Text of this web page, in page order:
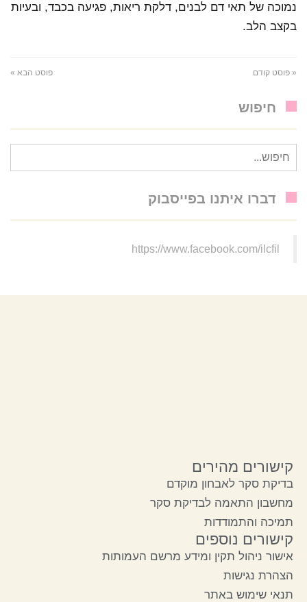
נמוכה של תאי דם לבנים, דלקת ריאות, פגיעה בכבד, ובעיות
בקצב הלב.
« פוסט קודם פוסט הבא »
חיפוש
עבור:
דברו איתנו בפייסבוק
https://www.facebook.com/ilcfil
קישורים מהירים
בדיקת סקר לאבחון מוקדם
מחשבון התאמה לבדיקת סקר
תמיכה והתמודדות
קישורים נוספים
אישור ניהול תקין ומידע מרשם העמותות
הצהרת נגישות
תנאי שימוש באתר